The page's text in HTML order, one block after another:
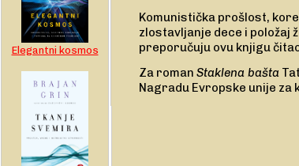
Elegantni kosmos
Komunistička prošlost,
zlostavljanje dece i položaj
preporučuju ovu knjigu
Za roman Staklena bašta
Nagradu Evropske unije za